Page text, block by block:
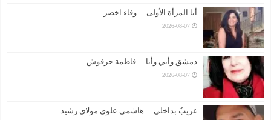
أنا المرأة الأولى….وفاء اخضر
2026-08-07
دمشق وأبي وأنا….فاطمة حرفوش
2026-08-07
غريبٌ بداخلي….هاشمي علوي مولاي رشيد